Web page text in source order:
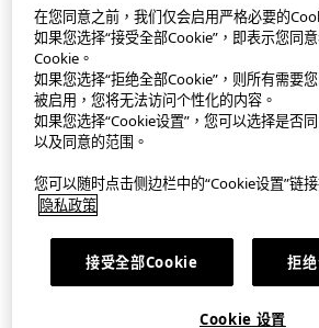
網站地圖
聯絡我們
公司概要
Cookie设置
©FAST RETAILING CO., LTD.
在您同意之前，我们仅会启用严格必要的
如果您选择“接受全部Cookie”，即表示您同
Cookie。
如果您选择“拒绝全部Cookie”，则所有需要
被启用，您将无法访问个性化的内容。
如果您选择“Cookie设置”，您可以选择是否
以及同意的范围。
您可以随时点击侧边栏中的“Cookie设置”链
隐私政策
接受全部Cookie 拒
Cookie 设置